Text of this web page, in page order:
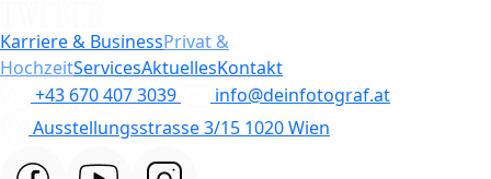
Karriere & BusinessPrivat &
HochzeitServicesAktuellesKontakt
+43 670 407 3039
info@deinfotograf.at
Ausstellungsstrasse 3/15 1020 Wien